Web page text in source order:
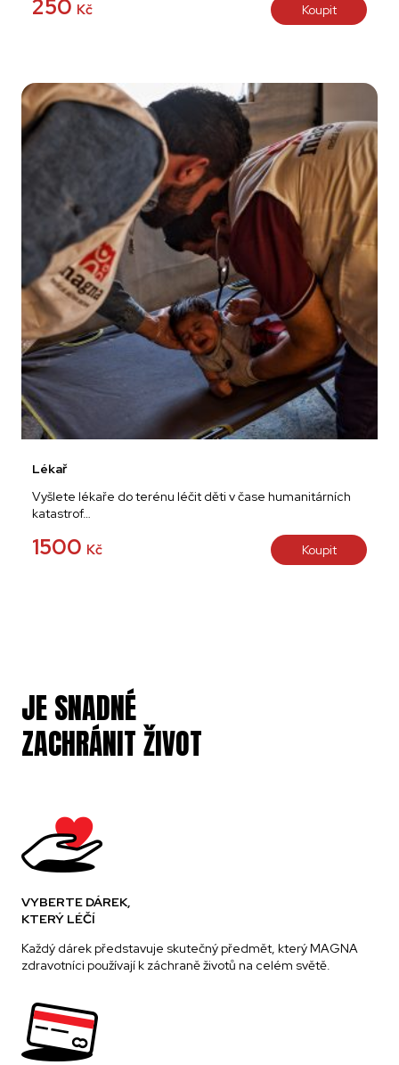
250 Kč Koupit
Lékař
1500 Kč
Vyšlete lékaře do terénu léčit děti v čase humanitárních
katastrof…
Koupit
JE SNADNÉ
ZACHRÁNIT ŽIVOT
VYBERTE DÁREK,
KTERÝ LÉČÍ
Každý dárek představuje skutečný předmět, který MAGNA
zdravotníci používají k záchraně životů na celém světě.